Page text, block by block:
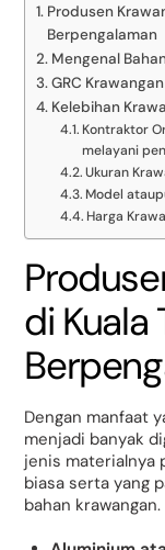
Produsen
Berpengalaman
Mengenal
GRC
Kelebihan
Kontraktor
melayani
Ukuran
Model
Harga
di Kuala
Dengan manfaat
menjadi banyak
jenis materialnya
biasa serta yang
bahan krawangan.